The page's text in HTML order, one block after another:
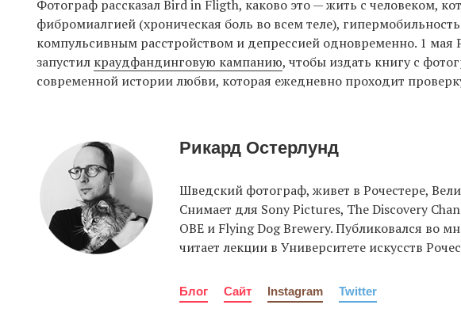
Фотограф рассказал Bird in Fligth, каково это — жить с человеком,
фибромиалгией (хроническая боль во всем теле),
компульсивным расстройством и депрессией одновременно. 1 мая
запустил краудфандинговую кампанию, чтобы издать книгу с
современной истории любви, которая ежедневно проходит
Рикард Остерлунд
Шведский фотограф, живет в Рочестере,
Снимает для Sony Pictures, The Discovery
OBE и Flying Dog Brewery. Публиковался во
читает лекции в Университете искусств
Блог Сайт Instagram Twitter